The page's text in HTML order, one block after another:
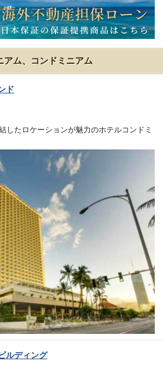
アム、コンドミニアム
ド
したロケーションが魅力のホテルコンドミ
ルディング